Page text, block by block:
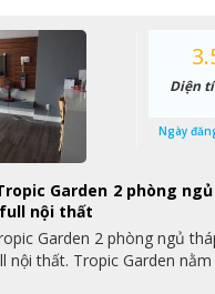
Garden 2 phòng
nội thất
Garden 2 phòng ngủ
nội thất. Tropic Garden nằm
Diện
Ngày